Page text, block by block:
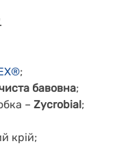
;
бавовна;
– Zycrobial;
крій;